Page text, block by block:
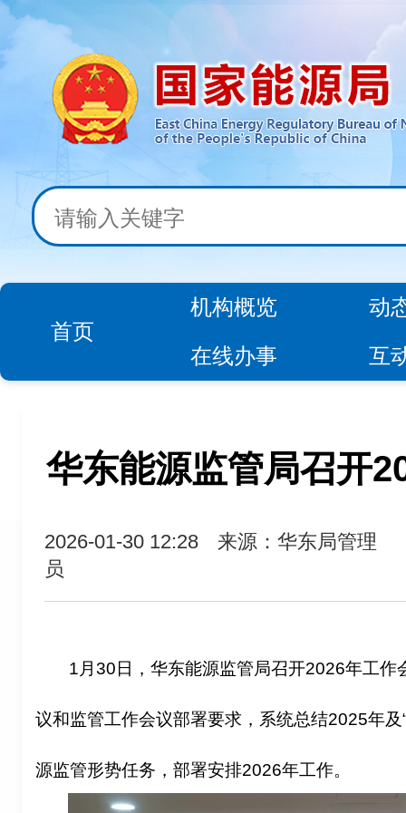
首页
机构概览
动
在线办事
互
华东能源监管局召开
2026-01-30 12:28
来源：华东局管理
员
1 月30日，华东能源监管局召开2026年工
议和监管工作会议部署要求，系统总结2025年及
源监管形势任务，部署安排2026年工作。